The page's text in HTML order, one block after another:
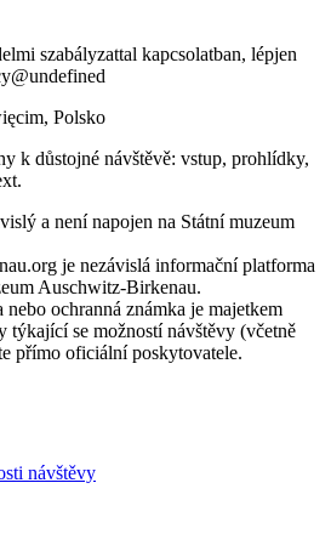
szabályzattal kapcsolatban, lépjen
Polsko
k důstojné návštěvě: vstup, prohlídky,
a není napojen na Státní muzeum
je nezávislá informační platforma
Auschwitz-Birkenau.
ochranná známka je majetkem
týkající se možností návštěvy (včetně
přímo oficiální poskytovatele.
návštěvy